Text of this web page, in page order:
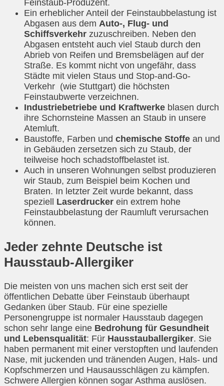
Feinstaub-Produzent.
Ein erheblicher Anteil der Feinstaubbelastung ist
Abgasen aus dem Auto-, Flug- und
Schiffsverkehr zuzuschreiben. Neben den
Abgasen entsteht auch viel Staub durch den
Abrieb von Reifen und Bremsbelägen auf der
Straße. Es kommt nicht von ungefähr, dass
Städte mit vielen Staus und Stop-and-Go-
Verkehr (wie Stuttgart) die höchsten
Feinstaubwerte verzeichnen.
Industriebetriebe und Kraftwerke blasen durch
ihre Schornsteine Massen an Staub in unsere
Atemluft.
Baustoffe, Farben und chemische Stoffe an und
in Gebäuden zersetzen sich zu Staub, der
teilweise hoch schadstoffbelastet ist.
Auch in unseren Wohnungen selbst produzieren
wir Staub, zum Beispiel beim Kochen und
Braten. In letzter Zeit wurde bekannt, dass
speziell Laserdrucker ein extrem hohe
Feinstaubbelastung der Raumluft verursachen
können.
Jeder zehnte Deutsche ist
Hausstaub-Allergiker
Die meisten von uns machen sich erst seit der
öffentlichen Debatte über Feinstaub überhaupt
Gedanken über Staub. Für eine spezielle
Personengruppe ist normaler Hausstaub dagegen
schon sehr lange eine Bedrohung für Gesundheit
und Lebensqualität: Für Hausstauballergiker. Sie
haben permanent mit einer verstopften und laufenden
Nase, mit juckenden und tränenden Augen, Hals- und
Kopfschmerzen und Hausausschlägen zu kämpfen.
Schwere Allergien können sogar Asthma auslösen.